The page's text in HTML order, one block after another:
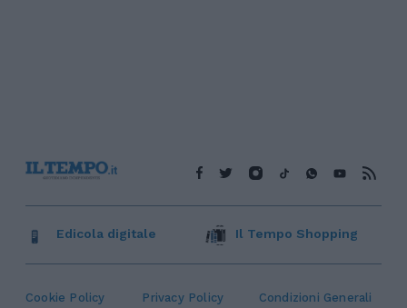
Cookie Policy Privacy Policy Condizioni Generali
Edicola digitale Il Tempo Shopping